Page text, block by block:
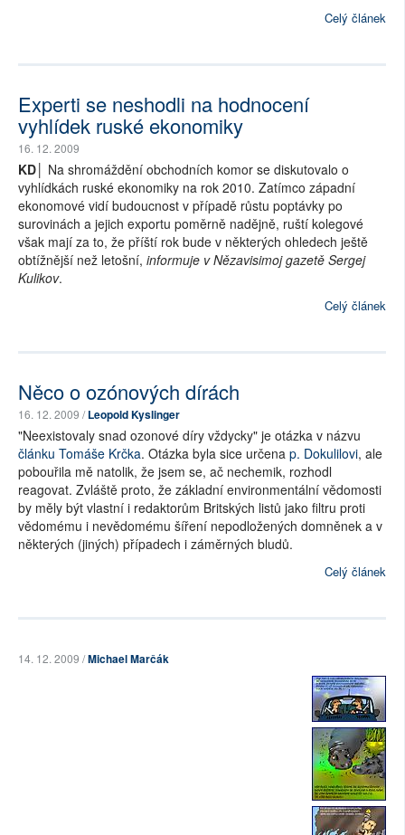
Celý článek
Experti se neshodli na hodnocení
vyhlídek ruské ekonomiky
16. 12. 2009
KD│
Na shromáždění obchodních komor se diskutovalo o
vyhlídkách ruské ekonomiky na rok 2010. Zatímco západní
ekonomové vidí budoucnost v případě růstu poptávky po
surovinách a jejich exportu poměrně nadějně, ruští kolegové
však mají za to, že příští rok bude v některých ohledech ještě
obtížnější než letošní, informuje v Nězavisimoj gazetě Sergej
Kulikov.
Celý článek
Něco o ozónových dírách
16. 12. 2009 /Leopold Kyslinger
"Neexistovaly snad ozonové díry vždycky" je otázka v názvu
článku Tomáše Krčka. Otázka byla sice určena p. Dokulilovi, ale
pobouřila mě natolik, že jsem se, ač nechemik, rozhodl
reagovat. Zvláště proto, že základní environmentální vědomosti
by měly být vlastní i redaktorům Britských listů jako filtru proti
vědomému i nevědomému šíření nepodložených domněnek a v
některých (jiných) případech i záměrných bludů.
Celý článek
14. 12. 2009 /Michael Marčák